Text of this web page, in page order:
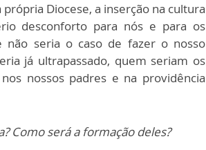
Diocese, a inserção na cultura
desconforto para nós e para os
não seria o caso de fazer o nosso
já ultrapassado, quem seriam os
nossos padres e na providência
Como será a formação deles?